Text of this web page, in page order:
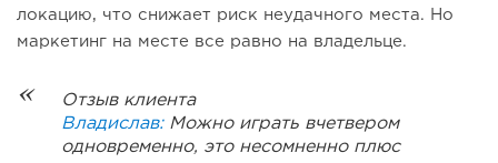
локацию, что снижает риск неудачного места. Но
маркетинг на месте все равно на владельце.
Отзыв клиента
Владислав: Можно играть вчетвером
одновременно, это несомненно плюс